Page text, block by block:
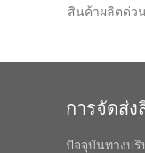
สินค้าผลิตด่วน
การจัดส่ง
ปัจจุบันทางบ